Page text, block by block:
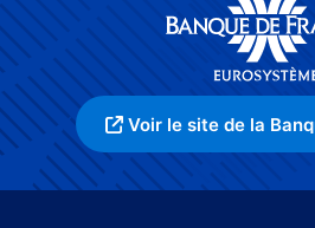
Voir le site de la